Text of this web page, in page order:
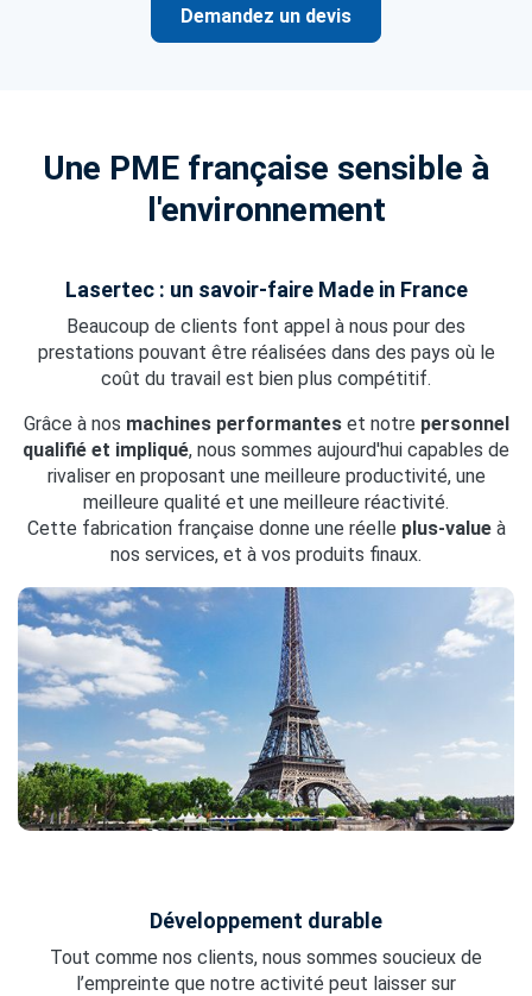
Demandez un devis
Une PME française sensible à
l'environnement
Lasertec : un savoir-faire Made in France
Beaucoup de clients font appel à nous pour des
prestations pouvant être réalisées dans des pays où le
coût du travail est bien plus compétitif.
Grâce à nos machines performanteset notre personnel
qualifié et impliqué, nous sommes aujourd'hui capables de
rivaliser en proposant une meilleure productivité, une
meilleure qualité et une meilleure réactivité.
Cette fabrication française donne une réelle plus-valueà
nos services, et à vos produits finaux.
Développement durable
Tout comme nos clients, nous sommes soucieux de
l’empreinte que notre activité peut laisser sur